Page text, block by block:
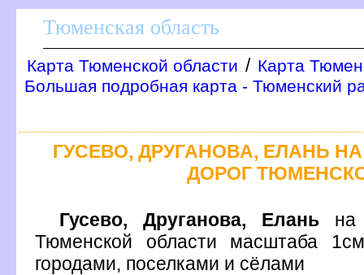
Тюменская область
Карта Тюменской области / Карта
Большая подробная карта - Тюменский
ГУСЕВО, ДРУГАНОВА, ЕЛАНЬ
ДОРОГ
Гусево, Друганова, Елань на
Тюменской области масштаба
ородами, поселками и сёлами